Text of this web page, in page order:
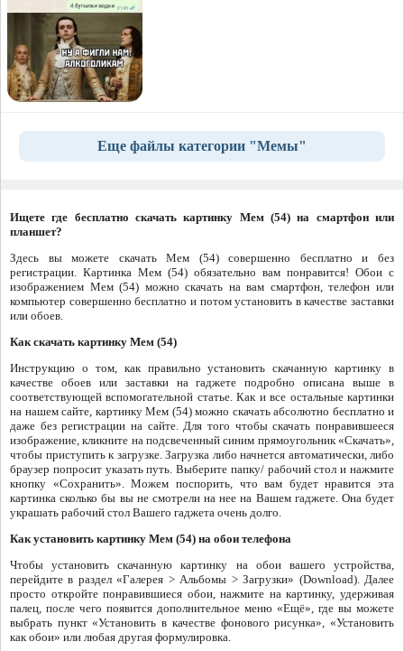
Еще файлы категории "Мемы"
Ищете где бесплатно скачать картинку Мем (54) на смартфон или
планшет?
Здесь вы можете скачать Мем (54) совершенно бесплатно и без
регистрации. Картинка Мем (54) обязательно вам понравится! Обои с
изображением Мем (54) можно скачать на вам смартфон, телефон или
компьютер совершенно бесплатно и потом установить в качестве заставки
или обоев.
Как скачать картинку Мем (54)
Инструкцию о том, как правильно установить скачанную картинку в
качестве обоев или заставки на гаджете подробно описана выше в
соответствующей вспомогательной статье. Как и все остальные картинки
на нашем сайте, картинку Мем (54) можно скачать абсолютно бесплатно и
даже без регистрации на сайте. Для того чтобы скачать понравившееся
изображение, кликните на подсвеченный синим прямоугольник «Скачать»,
чтобы приступить к загрузке. Загрузка либо начнется автоматически, либо
браузер попросит указать путь. Выберите папку/ рабочий стол и нажмите
кнопку «Сохранить». Можем поспорить, что вам будет нравится эта
картинка сколько бы вы не смотрели на нее на Вашем гаджете. Она будет
украшать рабочий стол Вашего гаджета очень долго.
Как установить картинку Мем (54) на обои телефона
Чтобы установить скачанную картинку на обои вашего устройства,
перейдите в раздел «Галерея > Альбомы > Загрузки» (Download). Далее
просто откройте понравившиеся обои, нажмите на картинку, удерживая
палец, после чего появится дополнительное меню «Ещё», где вы можете
выбрать пункт «Установить в качестве фонового рисунка», «Установить
как обои» или любая другая формулировка.